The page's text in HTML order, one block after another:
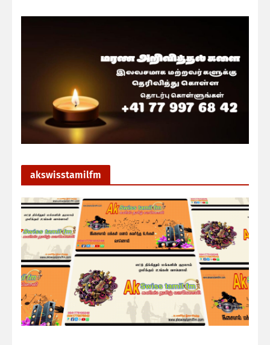
akswisstamilfm